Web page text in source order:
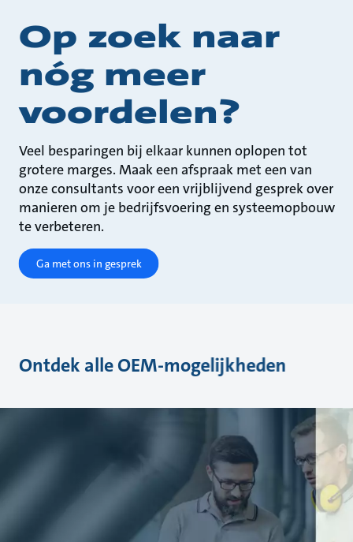
Op zoek naar
nóg meer
voordelen?
Veel besparingen bij elkaar kunnen oplopen tot
grotere marges. Maak een afspraak met een van
onze consultants voor een vrijblijvend gesprek over
manieren om je bedrijfsvoering en systeemopbouw
te verbeteren.
Ga met ons in gesprek
Ontdek alle OEM-mogelijkheden